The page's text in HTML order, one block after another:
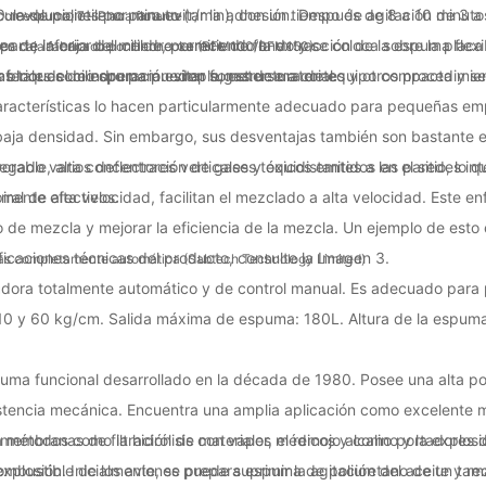
por minuto (r/min), con un tiempo de agitación de 3 a
inferior del cilindro carece de fondo y se coloca sobre la
del cilindro para evitar fugas de material.
de polietileno para evitar la adhesión. Después de 8 a 10
de la caja del molde, permitiendo la extracción de la espuma
de espuma pueden someterse a cortes y otros
espuma; 7 - Placa flotante
caja fabricado por Hennecke (BFM100/BFM150)
tales como operación simple, estructura de equipo compacta y
lo hacen particularmente adecuado para pequeñas
densidad. Sin embargo, sus desventajas también son bastante
alta concentración de gases tóxicos emitidos en el sitio, lo
efectivos.
varios deflectores verticales y equidistantes a las paredes
de alta velocidad, facilitan el mezclado a alta velocidad. Este
mezcla y mejorar la eficiencia de la mezcla. Un ejemplo de esto
técnicas del producto, consulte la Imagen 3.
completamente automática (Sabtech Technology Limited)
totalmente automático y de control manual. Es adecuado para
y 60 kg/cm. Salida máxima de espuma: 180L. Altura de la
funcional desarrollado en la década de 1980. Posee una alta
mecánica. Encuentra una amplia aplicación como excelente
de filtración de materiales médicos y como portadores
de los aviones puede suprimir la agitación del aceite y
como la hidrólisis con vapor, el remojo alcalino y la
Inicialmente, se prepara espuma de poliuretano de un